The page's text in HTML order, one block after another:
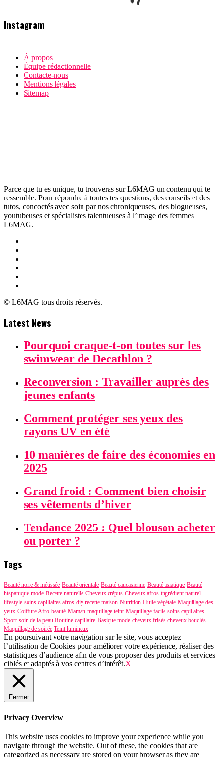
Instagram
À propos
Équipe rédactionnelle
Contacte-nous
Mentions légales
Sitemap
Parce que tu es unique, tu trouveras sur L6MAG un contenu qui te
ressemble. Pour répondre à toutes tes questions, des conseils et des
tutos, concoctés avec soin par nos chroniqueuses, des blogueuses,
youtubeuses et spécialistes talentueuses à l’image des femmes
L6MAG.
© L6MAG tous droits réservés.
Latest News
Pourquoi craque-t-on toutes sur les
swimwear de Decathlon ?
Reconversion : Travailler auprès des
jeunes enfants
Comment protéger ses yeux des
rayons UV en été
10 manières de faire des économies en
2025
Grand froid : Comment bien choisir
ses vêtements d’hiver
Tendance 2025 : Quel blouson acheter
ou porter ?
Tags
Beauté noire & métissée Beauté orientale Beauté caucasienne Beauté asiatique Beauté
hispanique mode Recette naturelle Cheveux crépus Cheveux afros ingrédient naturel
lifestyle soins capillaires afros diy recette maison Nutrition Huile végétale Maquillage des
yeux Coiffure Afro beauté Maman maquillage teint Maquillage facile soins capillaires
Sport soin de la peau Routine capillaire Basique mode cheveux frisés cheveux bouclés
Maquillage de soirée Teint lumineux
En poursuivant votre navigation sur le site, vous acceptez
l’utilisation de Cookies pour améliorer votre expérience, réaliser des
statistiques d’audience afin de vous proposer des produits et services
ciblés et adaptés à vos centres d’intérêt.X
Fermer
Privacy Overview
This website uses cookies to improve your experience while you
navigate through the website. Out of these, the cookies that are
categorized as necessary are stored on your browser as they are